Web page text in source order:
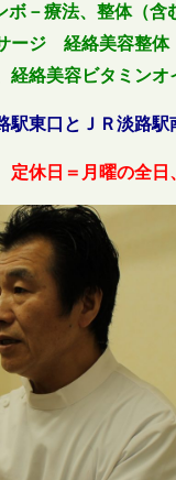
－療法、整体（含
美容整体（含
ビタミンオイ
東口とＪＲ淡路駅
定休日＝月曜の全